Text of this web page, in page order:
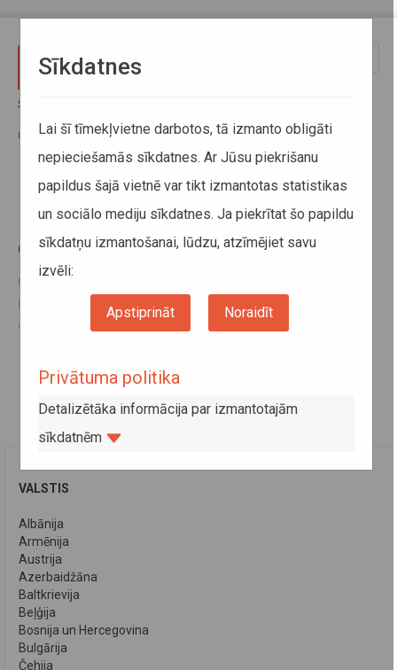
Sākums
nolīgums
Latvijas Republikas valdības un
Igaunijas Republikas
daudzpusējais nolīgums
04. novembris 2015
Daudzpusējo nolīgumu par automobiļu starptautisko
satiksmi skatīt
šeit
VALSTIS
Albānija
Armēnija
Austrija
Azerbaidžāna
Baltkrievija
Beļģija
Bosnija un Hercegovina
Bulgārija
Čehija
Sīkdatnes
Lai šī tīmekļvietne darbotos, tā izmanto obligāti
nepieciešamās sīkdatnes. Ar Jūsu piekrišanu
papildus šajā vietnē var tikt izmantotas statistikas
un sociālo mediju sīkdatnes. Ja piekrītat šo papildu
sīkdatņu izmantošanai, lūdzu, atzīmējiet savu
izvēli:
Apstiprināt Noraidīt
Privātuma politika
Detalizētāka informācija par izmantotajām
sīkdatnēm